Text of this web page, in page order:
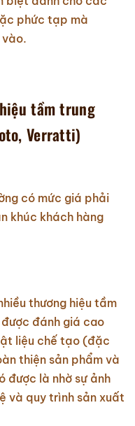
phức tạp mà
tầm trung
Verratti)
có mức giá phải
khúc khách hàng
thương hiệu tầm
đánh giá cao
liệu chế tạo (đặc
thiện sản phẩm và
được là nhờ sự ảnh
và quy trình sản xuất